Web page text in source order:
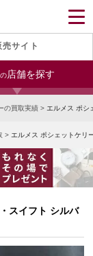
売サイト
店舗を探す
）
す
新宿東口店
名古屋大須店
の買取実績 > エルメス ポシ
> エルメス ポシェットケリ
スイフト シルバ